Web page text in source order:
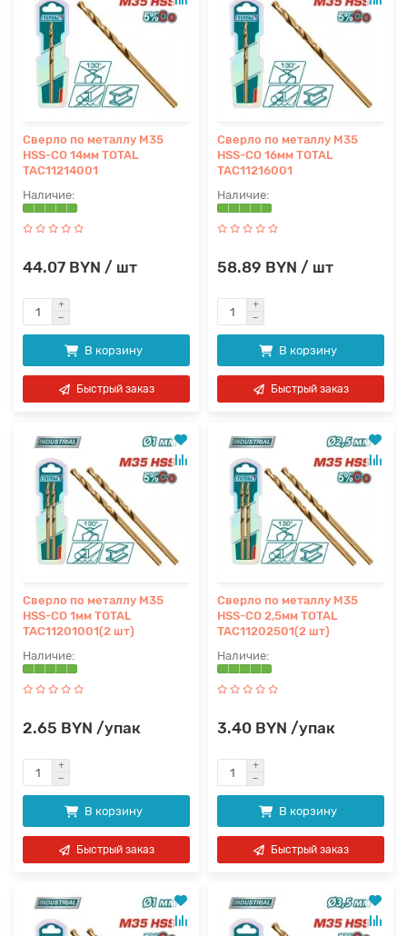
Сверло по металлу M35
HSS-CO 14мм TOTAL
TAC11214001
44.07 BYN / шт
В корзину
Быстрый заказ
Сверло по металлу M35
HSS-CO 16мм TOTAL
TAC11216001
58.89 BYN / шт
В корзину
Быстрый заказ
Сверло по металлу M35
HSS-CO 1мм TOTAL
TAC11201001(2 шт)
2.65 BYN /упак
В корзину
Быстрый заказ
Сверло по металлу M35
HSS-CO 2,5мм TOTAL
TAC11202501(2 шт)
3.40 BYN /упак
В корзину
Быстрый заказ